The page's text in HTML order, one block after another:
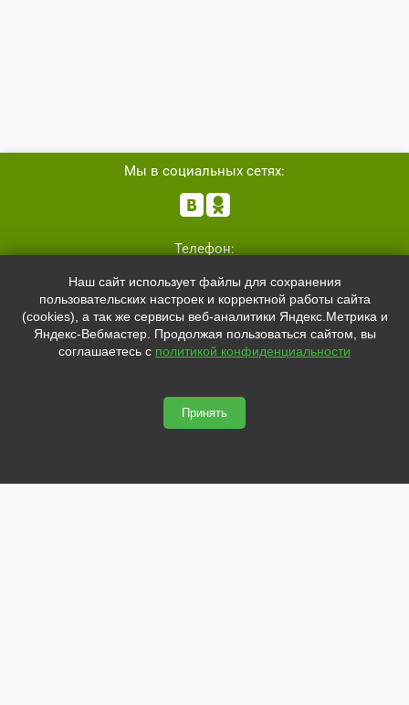
svetled53.ru © 2026
Адрес:
Телефон:
+7 (952)4829892
sale@svetled53.ru
Мы в социальных сетях:
 
Наш сайт использует файлы для сохранения
пользовательских настроек и корректной работы сайта
(cookies), а так же сервисы веб-аналитики Яндекс.Метрика и
Яндекс-Вебмастер. Продолжая пользоваться сайтом, вы
соглашаетесь с политикой конфиденциальности
Принять